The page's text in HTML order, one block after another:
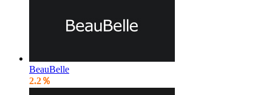
BeauBelle
2.2％